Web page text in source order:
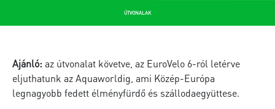
ÚTVONALAK
Ajánló: az útvonalat követve, az EuroVelo 6-ról letérve
eljuthatunk az Aquaworldig, ami Közép-Európa
legnagyobb fedett élményfürdő és szállodaegyüttese.